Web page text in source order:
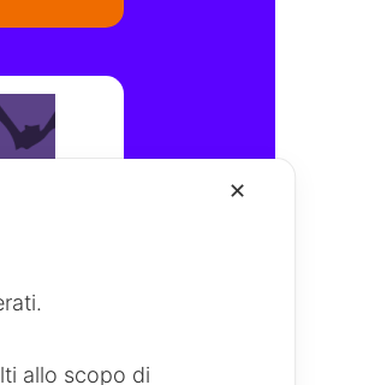
✕
allo scopo di